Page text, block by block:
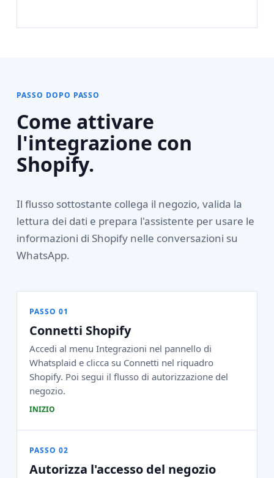
PASSO DOPO PASSO
Come attivare
l'integrazione con
Shopify.
Il flusso sottostante collega il negozio, valida la
lettura dei dati e prepara l'assistente per usare le
informazioni di Shopify nelle conversazioni su
WhatsApp.
PASSO 01
Connetti Shopify
Accedi al menu Integrazioni nel pannello di
Whatsplaid e clicca su Connetti nel riquadro
Shopify. Poi segui il flusso di autorizzazione del
negozio.
INIZIO
PASSO 02
Autorizza l'accesso del negozio